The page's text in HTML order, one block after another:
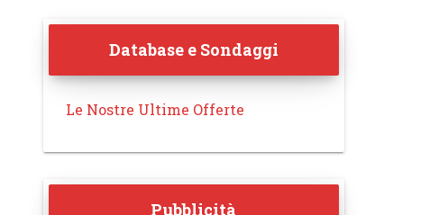
Database e Sondaggi
Le Nostre Ultime Offerte
Pubblicità